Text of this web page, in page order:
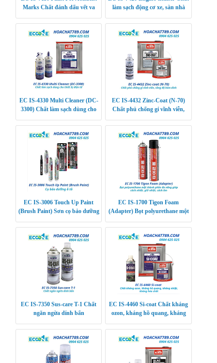
Marks Chất đánh dấu vết va
làm sạch động cơ xe, sàn nhà
EC IS-4330 Multi Cleaner (DC-
3300) Chất làm sạch dùng cho
EC IS-4432 Zinc-Coat (N-70)
Chất phủ chống gỉ vĩnh viễn,
EC IS-3006 Touch Up Paint
(Brush Paint) Sơn cọ bảo dưỡng
EC IS-1700 Tigon Foam
(Adapter) Bọt polyurethane một
nhiệt, giữ nhiệt,
EC IS-7350 Sus-care T-1 Chất
ngăn ngừa dính bẩn
EC IS-4460 Si-coat Chất kháng
ozon, kháng hồ quang, kháng